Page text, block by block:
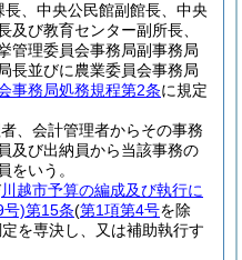
、中央公民館副館長、中央
及び教育センター副所長、
管理委員会事務局副事務局
長並びに農業委員会事務局
事務局処務規程第2条に規定
、会計管理者からその事務
及び出納員から当該事務の
をいう。
川越市予算の編成及び執行に
号)第15条(第1項第4号を除
を専決し、又は補助執行す